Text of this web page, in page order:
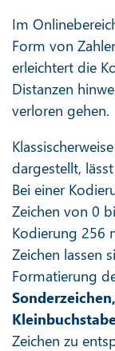
Im
Form von
erleichtert die
Distanzen
verloren gehen.
dargestellt,
Bei einer
Zeichen von 0
Kodierung 256
Zeichen lassen
Formatierung
Zeichen zu